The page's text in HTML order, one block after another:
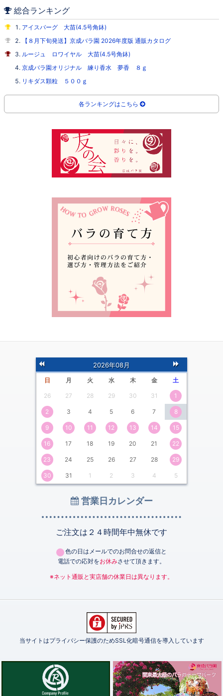
総合ランキング
アイスバーグ 大苗(4.5号角鉢)
【８月下旬発送】京成バラ園 2026年度版 通販カタログ
ルージュ ロワイヤル 大苗(4.5号角鉢)
京成バラ園オリジナル 練り香水 夢香 ８ｇ
リキダス顆粒 ５００ｇ
各ランキングはこちら
前
の月
次
の月
2026年08月
日 月 火 水 木 金 土
26 27 28 29 30 31 1
2 3 4 5 6 7 8
9 10 11 12 13 14 15
16 17 18 19 20 21 22
23 24 25 26 27 28 29
30 31 1 2 3 4 5
営業日カレンダー
ご注文は２４時間年中無休です
色の日はメールでのお問合せの返信と
電話での応対をお休みさせて頂きます。
※ネット通販と実店舗の休業日は異なります。
当サイトはプライバシー保護のためSSL化暗号通信を導入しています